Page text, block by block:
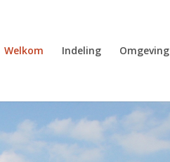
Welkom Indeling Omgeving